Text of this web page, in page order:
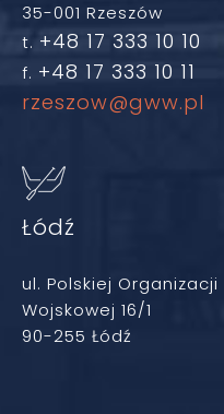
35-001 Rzeszów
t. +48 17 333 10 10
f. +48 17 333 10 11
rzeszow@gww.pl
Łódź
ul. Polskiej Organizacji
Wojskowej 16/1
90-255 Łódź